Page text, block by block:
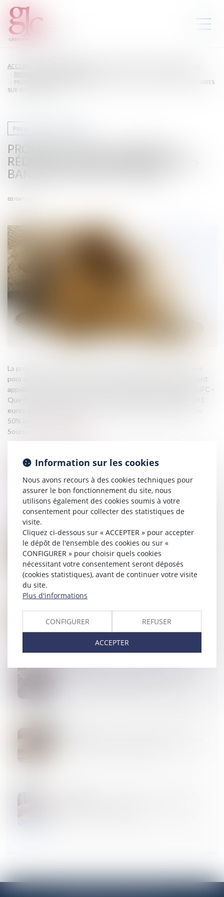
ACCUEIL
PATRIMOINE ET SUCCESSION
PROPOSITION DE LOI VISANT À RÉDUIRE ET À ENCADRER LES FRAIS BANCAIRES
SUR SUCCESSION
PROPOSITION DE LOI VISANT À
RÉDUIRE ET À ENCADRER LES FRAIS
BANCAIRES SUR SUCCESSION
03/06/2024
Patrimoine et succession
Source :
La proposition vient encadrer les frais facturés par les banques
pour clôturer les comptes de leurs clients décédés, couramment
appelés "frais bancaires de succession". D'après l'association UFC -
Que Choisir, ces frais ont explosé. Fin 2023, ils s'élevaient à 291
euros en moyenne, en hausse de 25% par rapport à 2021 et de
50% par rapport à 2012...
Proposition de loi visant à réduire et à encadrer les
frais bancaires sur succession
03
Assurance-vie : pas de primes manifestement
exagérées sans une bonne administration de la
preuve
24AVR.
Information sur les cookies
Nous avons recours à des cookies techniques pour
assurer le bon fonctionnement du site, nous
utilisons également des cookies soumis à votre
consentement pour collecter des statistiques de
visite.
Cliquez ci-dessous sur « ACCEPTER » pour accepter
le dépôt de l'ensemble des cookies ou sur «
CONFIGURER » pour choisir quels cookies
nécessitant votre consentement seront déposés
(cookies statistiques), avant de continuer votre visite
du site.
Plus d'informations
CONFIGURER REFUSER
ACCEPTER